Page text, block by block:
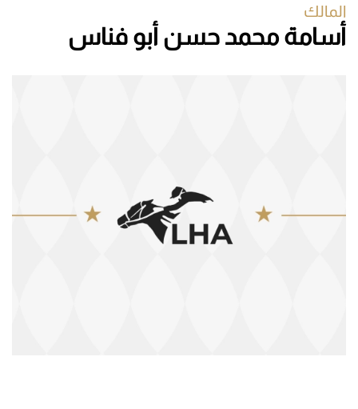
المالك
أسامة محمد حسن أبو فناس